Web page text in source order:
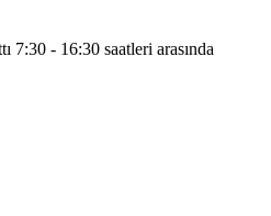
7:30 - 16:30 saatleri arasında